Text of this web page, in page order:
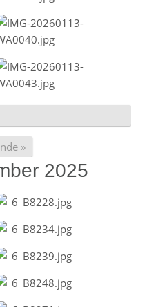
»
2025